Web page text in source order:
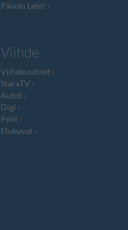
Päivän Lehti
Viihde
Viihdeuutiset
StaraTV
Autot
Digi
Pelit
Elokuvat